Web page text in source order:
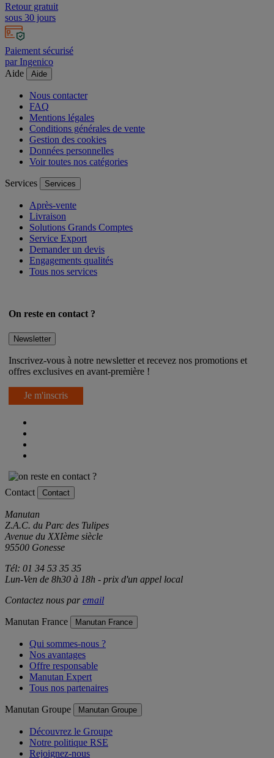
Retour gratuit
sous 30 jours
Paiement sécurisé
par Ingenico
Aide
Aide
Nous contacter
FAQ
Mentions légales
Conditions générales de vente
Gestion des cookies
Données personnelles
Voir toutes nos catégories
Services Services
Après-vente
Livraison
Solutions Grands Comptes
Service Export
Demander un devis
Engagements qualités
Tous nos services
On reste en contact ?
Newsletter
Inscrivez-vous à notre newsletter et recevez nos promotions et
offres exclusives en avant-première !
Je m'inscris
Contact Contact
Manutan
Z.A.C. du Parc des Tulipes
Avenue du XXIème siècle
95500 Gonesse
Tél: 01 34 53 35 35
Lun-Ven de 8h30 à 18h - prix d'un appel local
Contactez nous paremail
Manutan France Manutan France
Qui sommes-nous ?
Nos avantages
Offre responsable
Manutan Expert
Tous nos partenaires
Manutan Groupe Manutan Groupe
Découvrez le Groupe
Notre politique RSE
Rejoignez-nous